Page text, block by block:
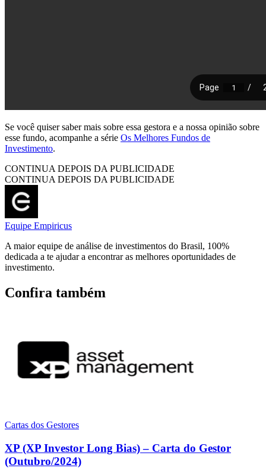
Se você quiser saber mais sobre essa gestora e a nossa opinião sobre
esse fundo, acompanhe a série Os Melhores Fundos de
Investimento.
CONTINUA DEPOIS DA PUBLICIDADE
CONTINUA DEPOIS DA PUBLICIDADE
Equipe Empiricus
A maior equipe de análise de investimentos do Brasil, 100%
dedicada a te ajudar a encontrar as melhores oportunidades de
investimento.
Confira também
Cartas dos Gestores
XP (XP Investor Long Bias) – Carta do Gestor
(Outubro/2024)